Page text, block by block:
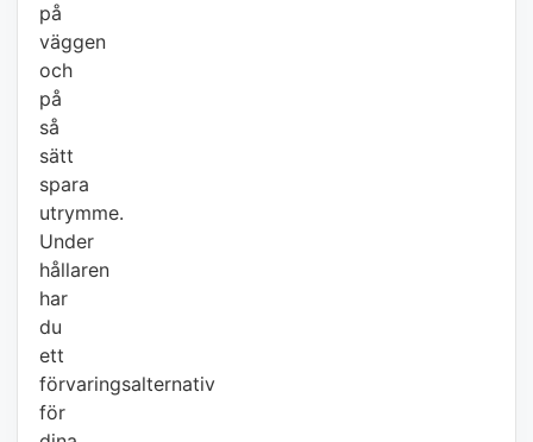
på
väggen
och
på
så
sätt
spara
utrymme.
Under
hållaren
har
du
ett
förvaringsalternativ
för